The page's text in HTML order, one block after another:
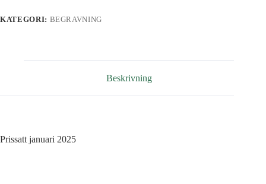
KATEGORI: BEGRAVNING
Beskrivning
Prissatt januari 2025